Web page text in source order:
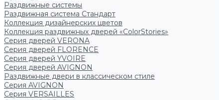
Раздвижные системы
Раздвижная система Стандарт
Коллекция дизайнерских цветов
Коллекция раздвижных дверей «ColorStories»
Серия дверей VERONA
Серия дверей FLORENCE
Серия дверей YVOIRE
Серия дверей AVIGNON
Раздвижные двери в классическом стиле
Серия AVIGNON
Серия VERSAILLES